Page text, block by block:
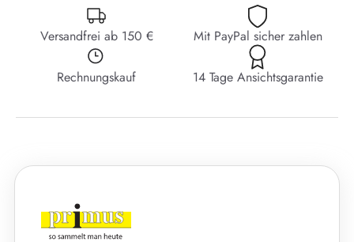
Versandfrei ab 150 € Mit PayPal sicher zahlen
Rechnungskauf 14 Tage Ansichtsgarantie